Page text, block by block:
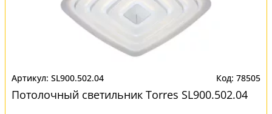
SL900.502.04 78505
Потолочный светильник Torres SL900.502.04